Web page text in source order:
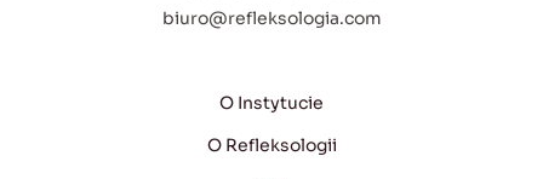
biuro@refleksologia.com
O Instytucie
O Refleksologii